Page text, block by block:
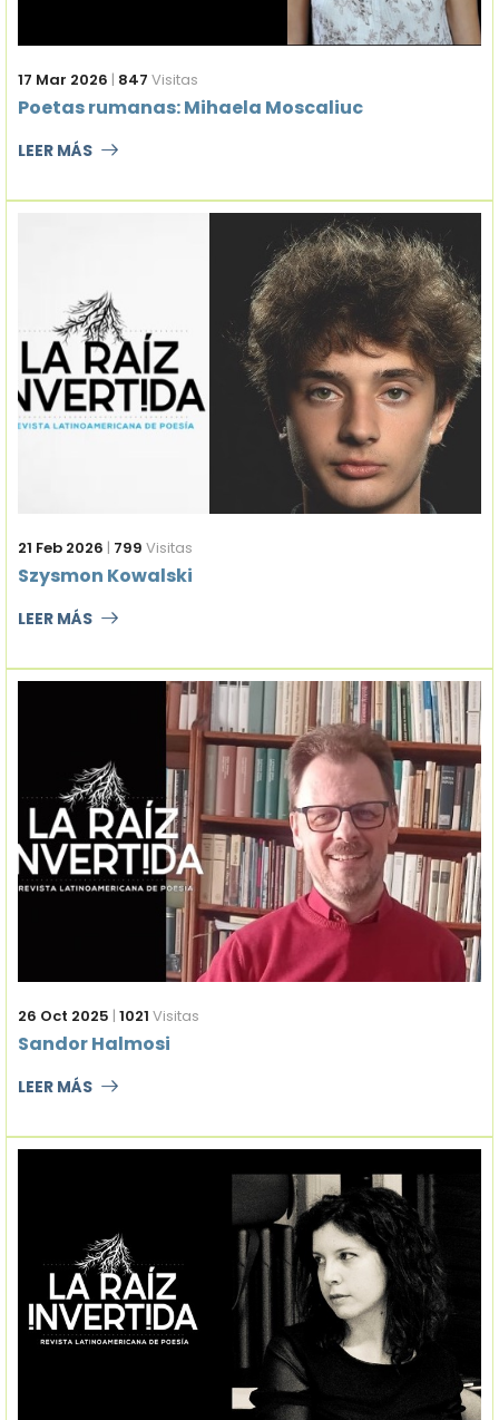
17 Mar 2026 | 847 Visitas
Poetas rumanas: Mihaela Moscaliuc
LEER MÁS
21 Feb 2026 | 799 Visitas
Szysmon Kowalski
LEER MÁS
26 Oct 2025 | 1021 Visitas
Sandor Halmosi
LEER MÁS